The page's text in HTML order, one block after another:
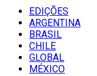
EDIÇÕES
ARGENTINA
BRASIL
CHILE
GLOBAL
MÉXICO